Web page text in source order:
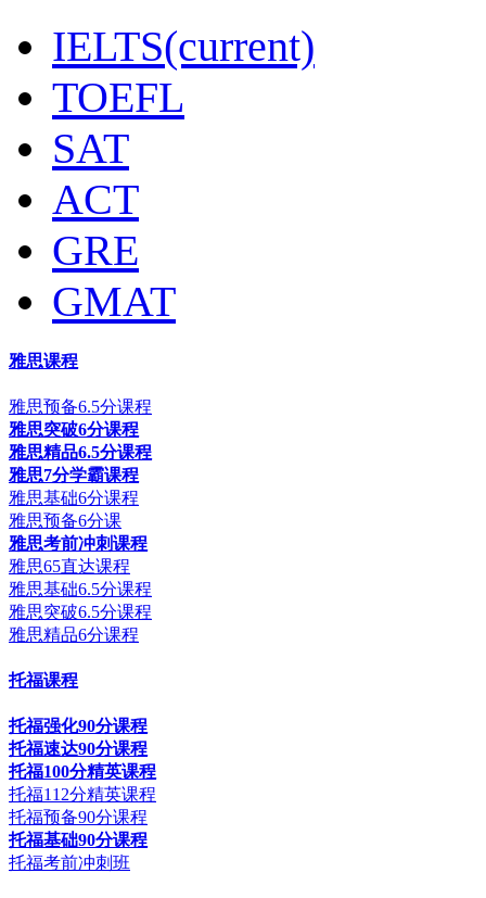
IELTS(current)
TOEFL
SAT
ACT
GRE
GMAT
雅思课程
雅思预备6.5分课程
雅思突破6分课程
雅思精品6.5分课程
雅思7分学霸课程
雅思基础6分课程
雅思预备6分课
雅思考前冲刺课程
雅思65直达课程
雅思基础6.5分课程
雅思突破6.5分课程
雅思精品6分课程
托福课程
托福强化90分课程
托福速达90分课程
托福100分精英课程
托福112分精英课程
托福预备90分课程
托福基础90分课程
托福考前冲刺班